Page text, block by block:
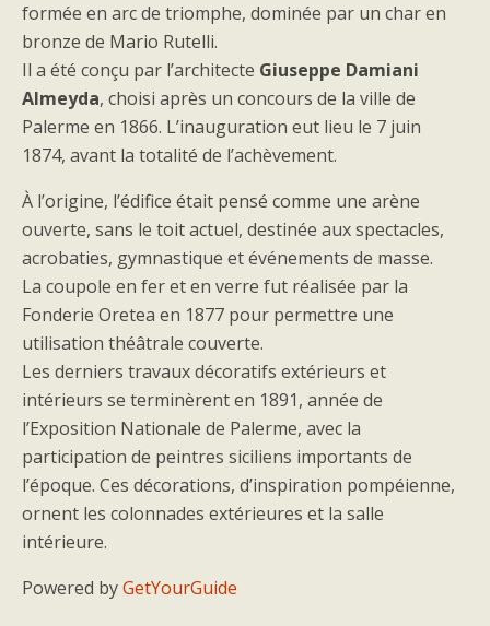
formée en arc de triomphe, dominée par un char en
bronze de Mario Rutelli.
Il a été conçu par l’architecte Giuseppe Damiani
Almeyda, choisi après un concours de la ville de
Palerme en 1866. L’inauguration eut lieu le 7 juin
1874, avant la totalité de l’achèvement.
À l’origine, l’édifice était pensé comme une arène
ouverte, sans le toit actuel, destinée aux spectacles,
acrobaties, gymnastique et événements de masse.
La coupole en fer et en verre fut réalisée par la
Fonderie Oretea en 1877 pour permettre une
utilisation théâtrale couverte.
Les derniers travaux décoratifs extérieurs et
intérieurs se terminèrent en 1891, année de
l’Exposition Nationale de Palerme, avec la
participation de peintres siciliens importants de
l’époque. Ces décorations, d’inspiration pompéienne,
ornent les colonnades extérieures et la salle
intérieure.
Powered byGetYourGuide